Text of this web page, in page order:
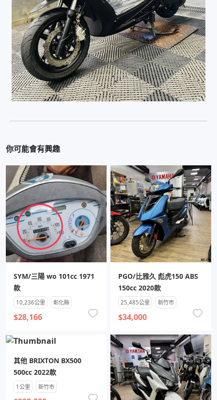
你可能會有興趣
SYM/三陽 wo 101cc 1971
款
10,236公里 彰化縣
$28,166
PGO/比雅久 彪虎150 ABS
150cc 2020款
25,485公里 新竹市
$34,000
其他 BRIXTON BX500
500cc 2022款
1公里 新竹市